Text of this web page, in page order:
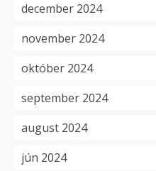
december 2024
november 2024
október 2024
september 2024
august 2024
jún 2024